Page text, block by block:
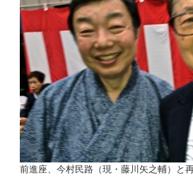
前進座、今村民路（現・藤川矢之輔）と